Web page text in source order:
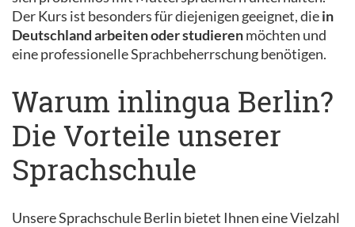
Der Kurs ist besonders für diejenigen geeignet, diein
Deutschland arbeiten oder studierenmöchten und
eine professionelle Sprachbeherrschung benötigen.
Warum inlingua Berlin?
Die Vorteile unserer
Sprachschule
Unsere Sprachschule Berlin bietet Ihnen eine Vielzahl